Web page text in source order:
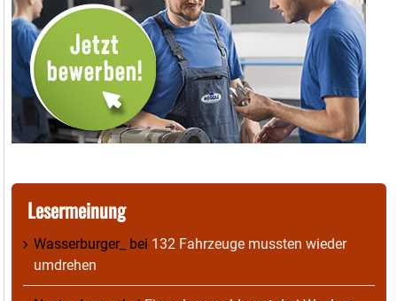
Lesermeinung
Wasserburger_ bei 132 Fahrzeuge mussten wieder
umdrehen